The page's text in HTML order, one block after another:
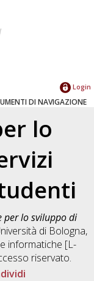
Login
DI NAVIGAZIONE
lo
per lo sviluppo di
di Bologna,
informatiche [L-
riservato.